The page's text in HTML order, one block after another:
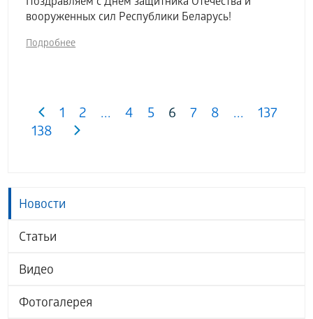
Новости
Статьи
Видео
Фотогалерея
вооруженных сил Республики Беларусь!
Подробнее
1 2 ... 4 5 6 7 8 ...
137
138